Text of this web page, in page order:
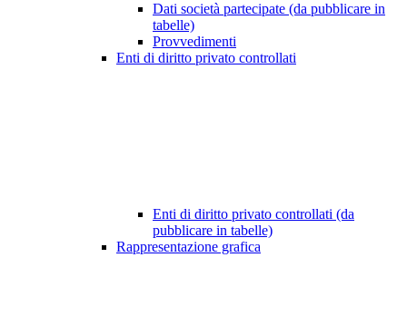
Dati società partecipate (da pubblicare in
tabelle)
Provvedimenti
Enti di diritto privato controllati
Enti di diritto privato controllati (da
pubblicare in tabelle)
Rappresentazione grafica